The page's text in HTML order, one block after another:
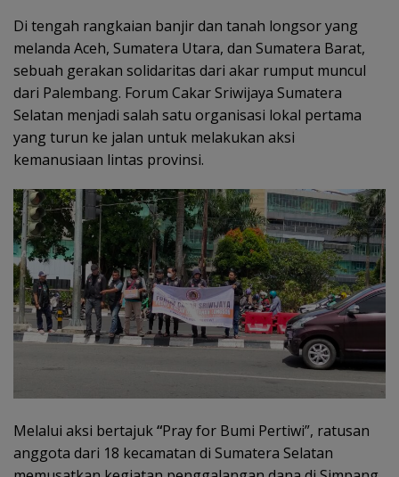
Di tengah rangkaian banjir dan tanah longsor yang
melanda Aceh, Sumatera Utara, dan Sumatera Barat,
sebuah gerakan solidaritas dari akar rumput muncul
dari Palembang. Forum Cakar Sriwijaya Sumatera
Selatan menjadi salah satu organisasi lokal pertama
yang turun ke jalan untuk melakukan aksi
kemanusiaan lintas provinsi.
Melalui aksi bertajuk“Pray for Bumi Pertiwi”, ratusan
anggota dari 18 kecamatan di Sumatera Selatan